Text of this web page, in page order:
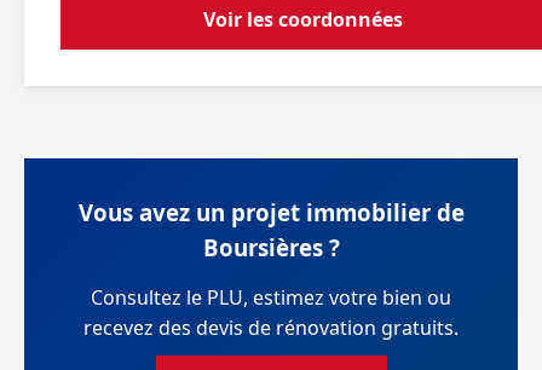
Voir les coordonnées
Vous avez un projet immobilier de
Boursières ?
Consultez le PLU, estimez votre bien ou
recevez des devis de rénovation gratuits.